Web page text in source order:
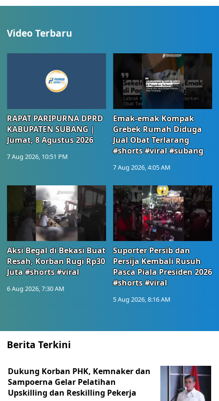
Video Terbaru
RAPAT PARIPURNA DPRD
KABUPATEN SUBANG |
Jumat, 8 Agustus 2026
7 Aug 2026, 10:51 PM
Emak-emak Kompak
Grebek Rumah Diduga
Jual Obat Terlarang
#shorts #viral #subang
7 Aug 2026, 4:05 AM
Aksi Begal di Bekasi Buat
Resah, Korban Rugi Rp30
Juta #shorts #viral
6 Aug 2026, 7:30 AM
Suporter Persib dan
Persija Kembali Rusuh
Pasca Piala Presiden 2026
#shorts #viral
5 Aug 2026, 8:16 AM
Berita Terkini
Dukung Korban PHK, Kemnaker dan
Sampoerna Gelar Pelatihan
Upskilling dan Reskilling Pekerja